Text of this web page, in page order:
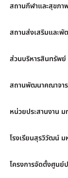
สถานกีฬาและสุขภา
สถานส่งเสริมและพั
ส่วนบริหารสินทรัพย์
สถานพัฒนาคณาจา
หน่วยประสานงาน
โรงเรียนสุรวิวัฒน์ ม
โครงการจัดตั้งศูนย์